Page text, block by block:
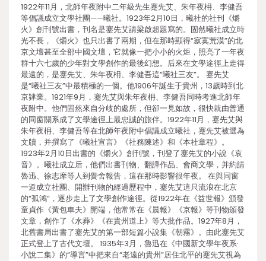
1922年11月，北師年夜附中二年級先生蹇先艾、朱年夜枏、李健吾
等倡議成立文學社團——曦社。1923年2月10日，曦社的社刊《爝
火》創刊號出書，刊名是蹇先艾請梁啟超題寫的。固然曦社成立時
光不長，《爝火》也只出書了兩期，但在那時顯得“寂寞荒漠”的北
京文壇甚至全部中國文壇，它就像一把小小的火炬，照亮了一年夜
群十六七歲的少年對文學創作的最後幻想。后來在文學途徑上走得
最遠的，是蹇先艾、朱年夜枏、李健吾這“曦社三友”。 蹇先艾
是“曦社三友”中最積極的一個。他1906年誕生于貴州，13歲時到北
京肄業。1921年9月，蹇先艾與朱年夜枏、李健吾同時考進北師年
夜附中。他們固然來自分歧的處所，但卻一見如故，很快就由普通
的同窗關系成了文學途徑上最忠誠的旅伴。1922年11月，蹇先艾與
朱年夜枏、李健吾等在北師年夜附中倡議成立曦社，蹇先艾被選為
文牘，并撰寫了《曦社宣言》《社務陳述》和《本社章程》。
1923年2月10日出書的《爝火》創刊號，刊登了蹇先艾的小說《哀
音》。曦社成立后，他們出書刊物、翻譯作品、會商文學，并約請
魯迅、徐志摩等人到黌舍報告，這在那時影響很年夜。 在與同窗
一道成立社團、開辦刊物的經過歷程中，蹇先艾這只流浪在北京
的“孤鴻”，逐步走上了文學創作途徑。從1922年在《益世報》頒發
童貞作《黃包車夫》開端，他常常在《晨報》《京報》等刊物頒發
文章，創作了《水葬》《在貴州道上》等大批作品。1927年8月，
北舊書局出書了蹇先艾的第一部短篇小說集《朝霧》。由此蹇先艾
正式登上了古代文壇。 1935年3月，魯迅在《中國新文學年夜系·
小說二集》的“導言”中把來自“老遠的貴州”居住北平的蹇先艾視為